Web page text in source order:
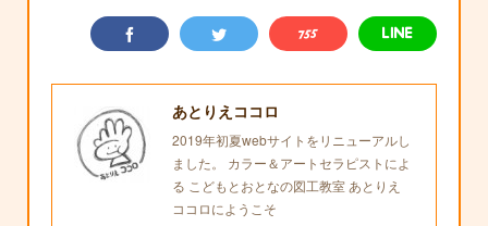
あとりえココロ
2019年初夏webサイトをリニューアルし
ました。 カラー＆アートセラピストによ
る こどもとおとなの図工教室 あとりえ
ココロにようこそ